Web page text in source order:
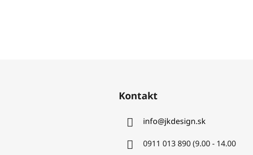
Kontakt
info@jkdesign.sk
0911 013 890 (9.00 - 14.00